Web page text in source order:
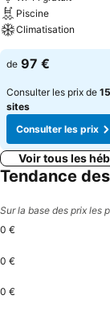
Piscine
Climatisation
de 97 €
Consulter les prix de 15
sites
Consulter les prix
Voir tous les
Tendance
Sur la base des prix les
0 €
0 €
0 €